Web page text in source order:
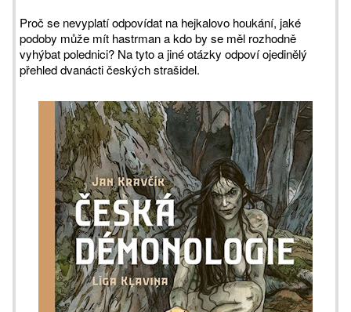
Proč se nevyplatí odpovídat na hejkalovo houkání, jaké
podoby může mít hastrman a kdo by se měl rozhodně
vyhýbat polednici? Na tyto a jiné otázky odpoví ojedinělý
přehled dvanácti českých strašidel.